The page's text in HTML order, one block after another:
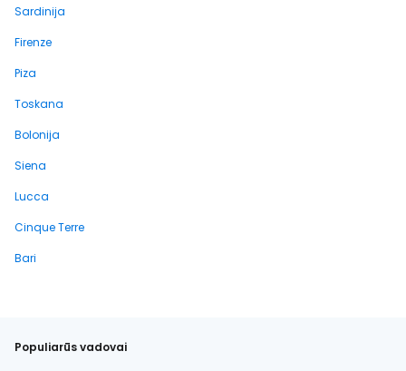
Sardinija
Firenze
Piza
Toskana
Bolonija
Siena
Lucca
Cinque Terre
Bari
Populiarūs vadovai